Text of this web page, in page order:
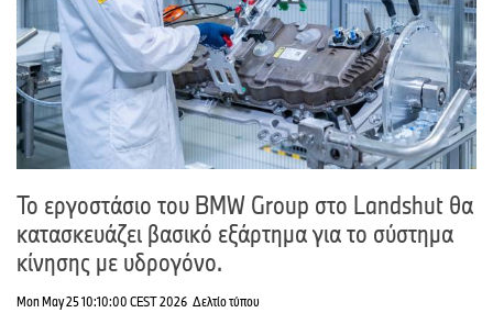
Το εργοστάσιο του BMW Group στο Landshut θα
κατασκευάζει βασικό εξάρτημα για το σύστημα
κίνησης με υδρογόνο.
Mon May 25 10:10:00 CEST 2026 Δελτίο τύπου